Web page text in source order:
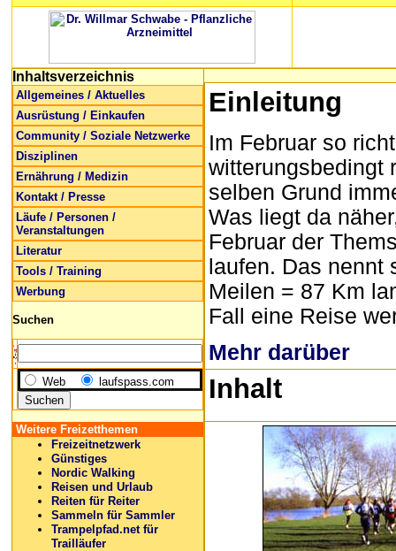
Inhaltsverzeichnis
Allgemeines / Aktuelles
Ausrüstung / Einkaufen
Community / Soziale Netzwerke
Disziplinen
Ernährung / Medizin
Kontakt / Presse
Läufe / Personen /
Veranstaltungen
Literatur
Tools / Training
Werbung
Suchen
Web laufspass.com
Weitere Freizetthemen
Freizeitnetzwerk
Günstiges
Nordic Walking
Reisen und Urlaub
Reiten für Reiter
Sammeln für Sammler
Trampelpfad.net für
Trailläufer
Einleitung
Im Februar so
witterungsbedingt
selben Grund
Was liegt da
Februar der
laufen. Das nennt
Meilen = 87 Km
Fall eine Reise
Mehr darüber
Inhalt